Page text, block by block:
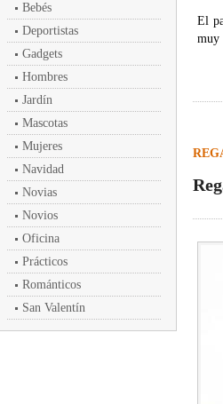
Bebés
Deportistas
Gadgets
Hombres
Jardín
Mascotas
Mujeres
Navidad
Novias
Novios
Oficina
Prácticos
Románticos
San Valentín
El
muy